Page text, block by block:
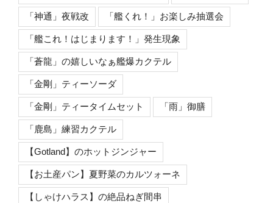
「神通」夜戦改 「艦くれ！」お楽しみ抽選会
「艦これ！はじまります！」発生現象
「蒼龍」の嬉しいなぁ艦爆カクテル
「金剛」ティーソーダ
「金剛」ティータイムセット 「雨」御膳
「鹿島」練習カクテル
【Gotland】のホットジンジャー
【お土産パン】夏野菜のカルツォーネ
【しゃけハラス】の絶品ねぎ間串